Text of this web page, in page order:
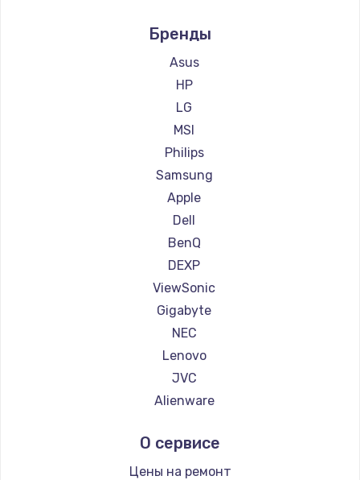
Ремонт мониторов Thunderobot
Ремонт мониторов Hisense
Ремонт мониторов АОС
Ремонт мониторов Ardor
Ремонт мониторов Machenike
Ремонт мониторов iru
Ремонт мониторов Titan Army
Ремонт мониторов iFFALCON
Ремонт мониторов Dahua
Бренды
Asus
HP
LG
MSI
Philips
Samsung
Apple
Dell
BenQ
DEXP
ViewSonic
Gigabyte
NEC
Lenovo
JVC
Alienware
Thunderobot
Hisense
О сервисе
Цены на ремонт